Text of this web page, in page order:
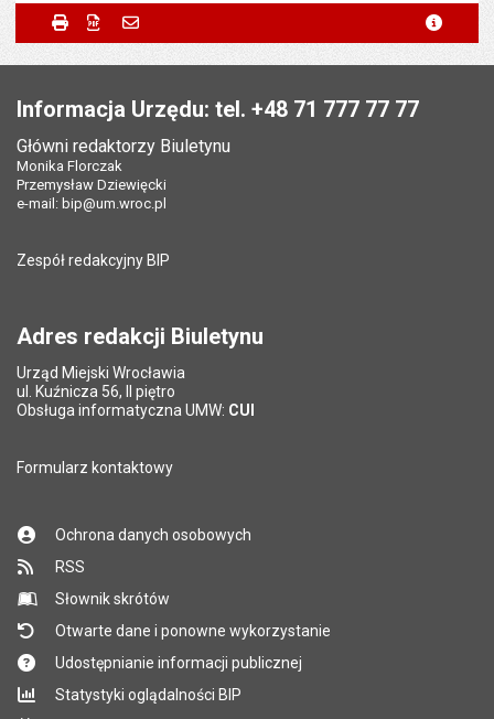
Metryczka
Odpowiedzialny za treść:
Liczba wyświetleń:
Powiadom znajomego
Powiadom znajomego
Twoje imię i nazwisko
Twój adres e-mail
Tytuł e-mailaPole wymagane
*
Adres e-mail znajomego
Pytanie antyspamowe
*
Pole wymagane
Drukuj Zapisz do PDF
Informacja Urzędu: tel. +48 71 777 77 77
Główni redaktorzy Biuletynu
Monika Florczak
Przemysław Dziewięcki
e-mail:bip@um.wroc.pl
Zespół redakcyjny BIP
Adres redakcji Biuletynu
Urząd Miejski Wrocławia
ul. Kuźnicza 56, II piętro
Obsługa informatyczna UMW: CUI
Formularz kontaktowy
Ochrona danych osobowych
RSS
Słownik skrótów
Otwarte dane i ponowne wykorzystanie
Udostępnianie informacji publicznej
Statystyki oglądalności BIP